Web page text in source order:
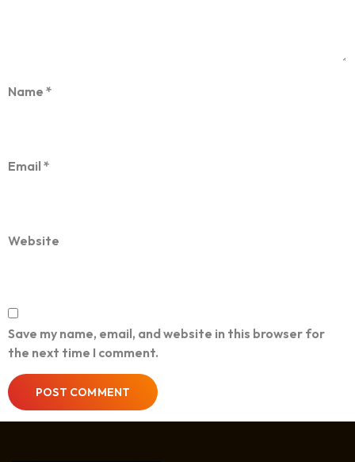
Name *
Email *
Website
Save my name, email, and website in this browser for
the next time I comment.